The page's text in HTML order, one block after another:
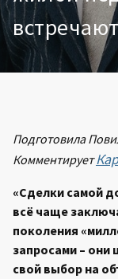
Подготовила
Комментирует
«Сделки самой
всё чаще
поколения
запросами –
свой выбор на